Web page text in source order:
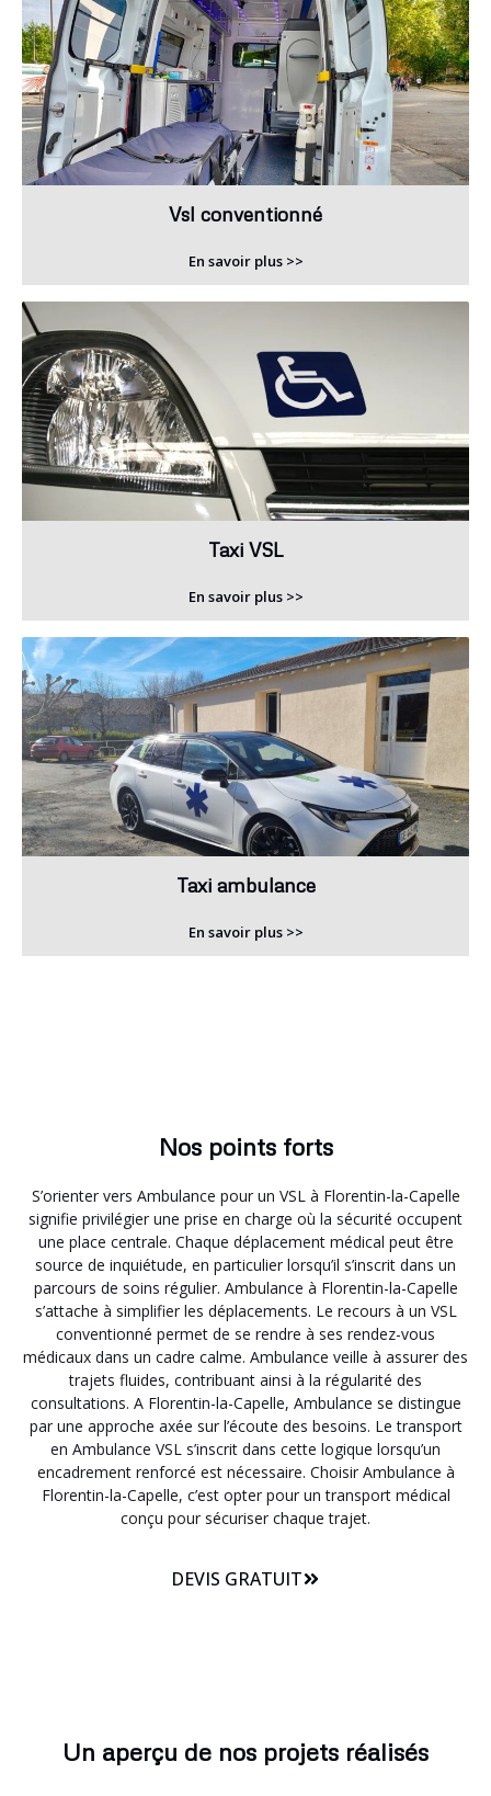
Vsl conventionné
En savoir plus >>
Taxi VSL
En savoir plus >>
Taxi ambulance
En savoir plus >>
Nos points forts
S’orienter vers Ambulance pour un VSL à Florentin-la-Capelle
signifie privilégier une prise en charge où la sécurité occupent
une place centrale. Chaque déplacement médical peut être
source de inquiétude, en particulier lorsqu’il s’inscrit dans un
parcours de soins régulier. Ambulance à Florentin-la-Capelle
s’attache à simplifier les déplacements. Le recours à un VSL
conventionné permet de se rendre à ses rendez-vous
médicaux dans un cadre calme. Ambulance veille à assurer des
trajets fluides, contribuant ainsi à la régularité des
consultations. A Florentin-la-Capelle, Ambulance se distingue
par une approche axée sur l’écoute des besoins. Le transport
en Ambulance VSL s’inscrit dans cette logique lorsqu’un
encadrement renforcé est nécessaire. Choisir Ambulance à
Florentin-la-Capelle, c’est opter pour un transport médical
conçu pour sécuriser chaque trajet.
DEVIS GRATUIT
Un aperçu de nos projets réalisés